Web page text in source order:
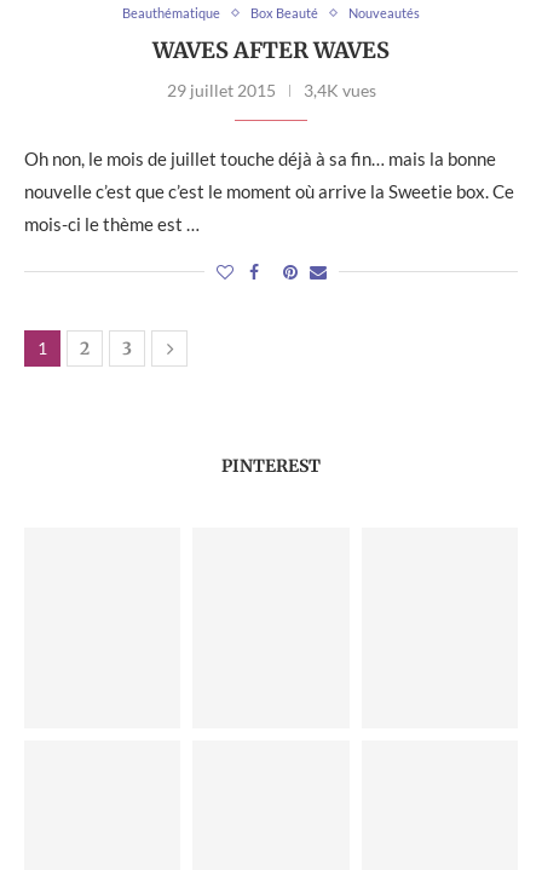
Beauthématique Box Beauté Nouveautés
WAVES AFTER WAVES
29 juillet 2015 3,4K vues
Oh non, le mois de juillet touche déjà à sa fin… mais la bonne
nouvelle c’est que c’est le moment où arrive la Sweetie box. Ce
mois-ci le thème est …
1 2 3
PINTEREST